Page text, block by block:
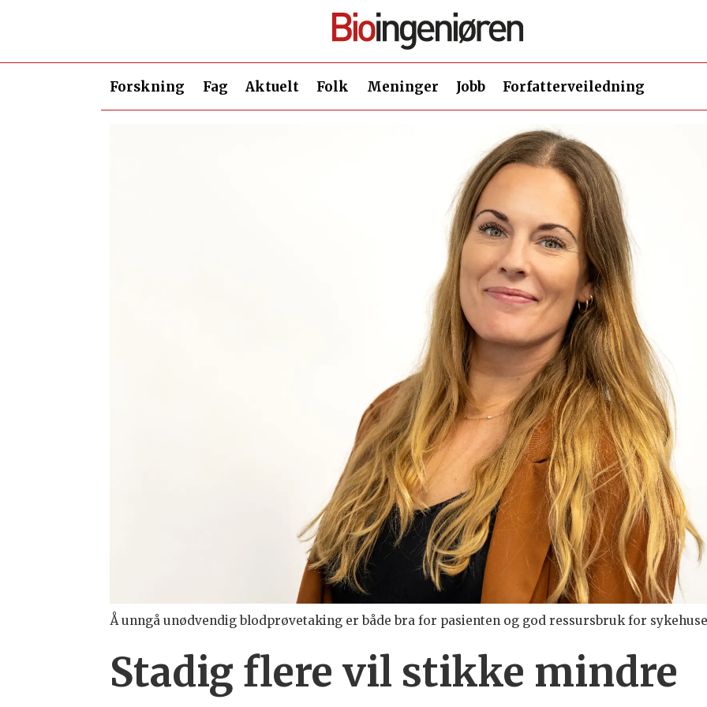
Forskning Fag Aktuelt Folk Meninger Jobb Forfatterveiledning
Å unngå unødvendig blodprøvetaking er både bra for pasienten og god ressursbruk for sykehuset, påpeker
Stadig flere vil stikke mindre